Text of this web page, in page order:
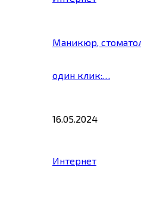
Маникюр,
один клик:…
16.05.2024
Интернет